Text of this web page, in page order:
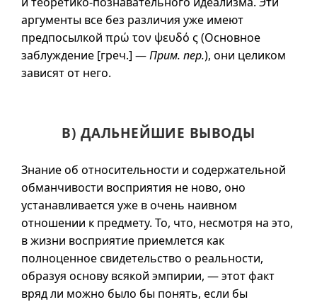
аргументы все без различия уже имеют
предпосылкой πρώ τον ψευδό ς (Основное
заблуждение [греч.] —Прим. пер.), они целиком
зависят от него.
В) ДАЛЬНЕЙШИЕ ВЫВОДЫ
Знание об относительности и содержательной
обманчивости восприятия не ново, оно
устанавливается уже в очень наивном
отношении к предмету. То, что, несмотря на это,
в жизни восприятие приемлется как
полноценное свидетельство о реальности,
образуя основу всякой эмпирии, — этот факт
вряд ли можно было бы понять, если бы